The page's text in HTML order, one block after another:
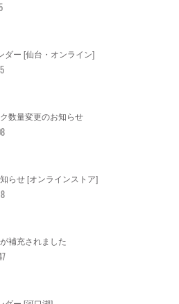
ダー [仙台・オンライン]
数量変更のお知らせ
らせ [オンラインストア]
補充されました